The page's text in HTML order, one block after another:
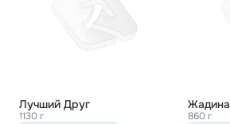
Лучший Друг
1130 г
Жадина
860 г